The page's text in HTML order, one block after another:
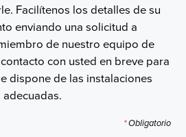
Facilítenos los detalles de su
enviando una solicitud a
de nuestro equipo de
con usted en breve para
dispone de las instalaciones
adecuadas.
*Obligatorio